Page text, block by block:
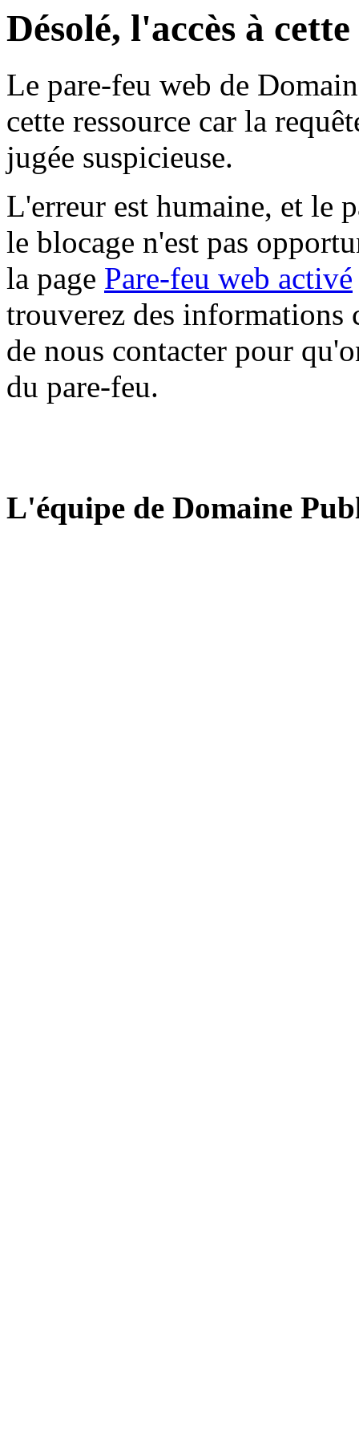
Désolé, l'accès à
Le pare-feu web de
cette ressource car la
jugée suspicieuse.
L'erreur est humaine, et le
le blocage n'est pas
la page Pare-feu web activé
trouverez des informations
de nous contacter pour
du pare-feu.
L'équipe de Domaine